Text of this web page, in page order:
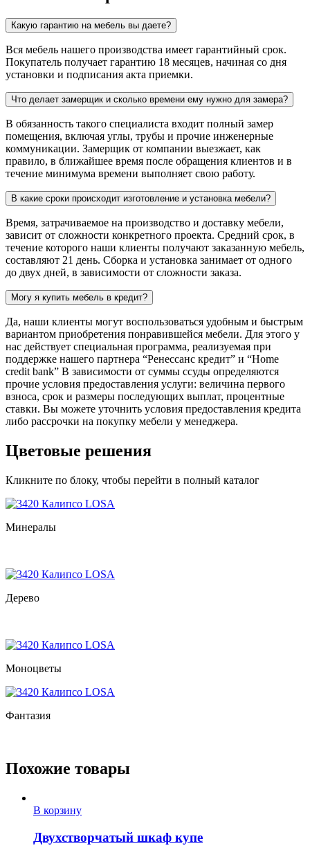
Какую гарантию на мебель вы даете?
Вся мебель нашего производства имеет гарантийный срок.
Покупатель получает гарантию 18 месяцев, начиная со дня
установки и подписания акта приемки.
Что делает замерщик и сколько времени ему нужно для замера?
В обязанность такого специалиста входит полный замер
помещения, включая углы, трубы и прочие инженерные
коммуникации. Замерщик от компании выезжает, как
правило, в ближайшее время после обращения клиентов и в
течение минимума времени выполняет свою работу.
В какие сроки происходит изготовление и установка мебели?
Время, затрачиваемое на производство и доставку мебели,
зависит от сложности конкретного проекта. Средний срок, в
течение которого наши клиенты получают заказанную мебель,
составляют 21 день. Сборка и установка занимает от одного
до двух дней, в зависимости от сложности заказа.
Могу я купить мебель в кредит?
Да, наши клиенты могут воспользоваться удобным и быстрым
вариантом приобретения понравившейся мебели. Для этого у
нас действует специальная программа, реализуемая при
поддержке нашего партнера “Ренессанс кредит” и “Home
credit bank” В зависимости от суммы ссуды определяются
прочие условия предоставления услуги: величина первого
взноса, срок и размеры последующих выплат, процентные
ставки. Вы можете уточнить условия предоставления кредита
либо рассрочки на покупку мебели у менеджера.
Цветовые решения
Кликните по блоку, чтобы перейти в полный каталог
Минералы
Дерево
Моноцветы
Фантазия
Похожие товары
В корзину
Двухстворчатый шкаф купе